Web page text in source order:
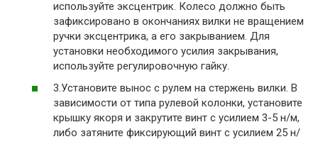
используйте эксцентрик. Колесо должно быть
зафиксировано в окончаниях вилки не вращением
ручки эксцентрика, а его закрыванием. Для
установки необходимого усилия закрывания,
используйте регулировочную гайку.
3.Установите вынос с рулем на стержень вилки. В
зависимости от типа рулевой колонки, установите
крышку якоря и закрутите винт с усилием 3-5 н/м,
либо затяните фиксирующий винт с усилием 25 н/